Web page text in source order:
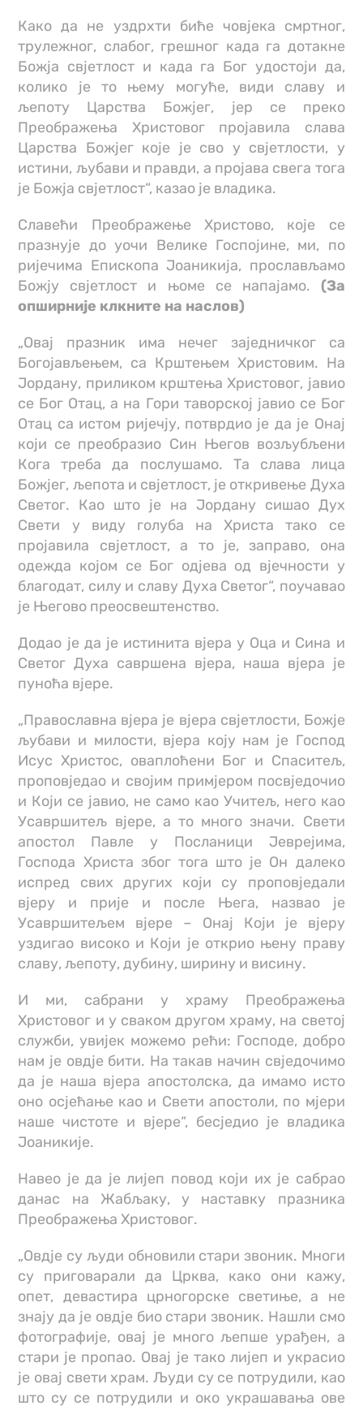
Како да не уздрхти биће човјека смртног,
трулежног, слабог, грешног када га дотакне
Божја свјетлост и када га Бог удостоји да,
колико је то њему могуће, види славу и
љепоту Царства Божјег, јер се преко
Преображења Христовог пројавила слава
Царства Божјег које је сво у свјетлости, у
истини, љубави и правди, а пројава свега тога
је Божја свјетлост“, казао је владика.
Славећи Преображење Христово, које се
празнује до уочи Велике Госпојине, ми, по
ријечима Епископа Јоаникија, прослављамо
Божју свјетлост и њоме се напајамо. (За
опширније клкните на наслов)
„Овај празник има нечег заједничког са
Богојављењем, са Крштењем Христовим. На
Јордану, приликом крштења Христовог, јавио
се Бог Отац, а на Гори таворској јавио се Бог
Отац са истом ријечју, потврдио је да је Онај
који се преобразио Син Његов возљубљени
Кога треба да послушамо. Та слава лица
Божјег, љепота и свјетлост, је откривење Духа
Светог. Као што је на Јордану сишао Дух
Свети у виду голуба на Христа тако се
пројавила свјетлост, а то је, заправо, она
одежда којом се Бог одјева од вјечности у
благодат, силу и славу Духа Светог“, поучавао
је Његово преосвештенство.
Додао је да је истинита вјера у Оца и Сина и
Светог Духа савршена вјера, наша вјера је
пуноћа вјере.
„Православна вјера је вјера свјетлости, Божје
љубави и милости, вјера коју нам је Господ
Исус Христос, оваплоћени Бог и Спаситељ,
проповједао и својим примјером посвједочио
и Који се јавио, не само као Учитељ, него као
Усавршитељ вјере, а то много значи. Свети
апостол Павле у Посланици Јеврејима,
Господа Христа због тога што је Он далеко
испред свих других који су проповједали
вјеру и прије и после Њега, назвао је
Усавршитељем вјере – Онај Који је вјеру
уздигао високо и Који је открио њену праву
славу, љепоту, дубину, ширину и висину.
И ми, сабрани у храму Преображења
Христовог и у сваком другом храму, на светој
служби, увијек можемо рећи: Господе, добро
нам је овдје бити. На такав начин свједочимо
да је наша вјера апостолска, да имамо исто
оно осјећање као и Свети апостоли, по мјери
наше чистоте и вјере“, бесједио је владика
Јоаникије.
Навео је да је лијеп повод који их је сабрао
данас на Жабљаку, у наставку празника
Преображења Христовог.
„Овдје су људи обновили стари звоник. Многи
су приговарали да Црква, како они кажу,
опет, девастира црногорске светиње, а не
знају да је овдје био стари звоник. Нашли смо
фотографије, овај је много љепше урађен, а
стари је пропао. Овај је тако лијеп и украсио
је овај свети храм. Људи су се потрудили, као
што су се потрудили и око украшавања ове